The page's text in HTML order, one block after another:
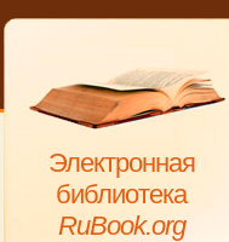
Электронная
библиотека
RuBook.org